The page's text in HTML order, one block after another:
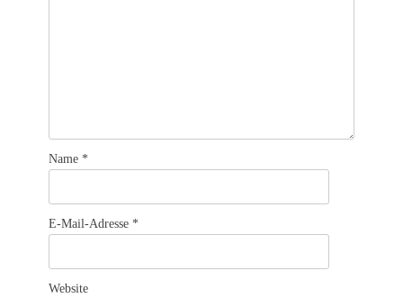
Name *
E-Mail-Adresse *
Website